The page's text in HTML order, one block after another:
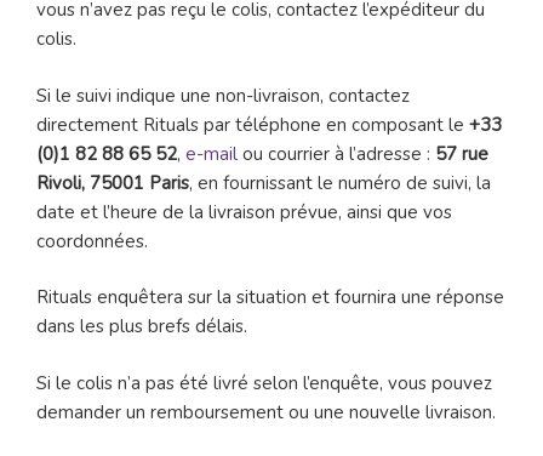
vous n’avez pas reçu le colis, contactez l’expéditeur du
colis.
Si le suivi indique une non-livraison, contactez
directement Rituals par téléphone en composant le +33
(0)1 82 88 65 52, e-mail ou courrier à l’adresse : 57 rue
Rivoli, 75001 Paris, en fournissant le numéro de suivi, la
date et l’heure de la livraison prévue, ainsi que vos
coordonnées.
Rituals enquêtera sur la situation et fournira une réponse
dans les plus brefs délais.
Si le colis n’a pas été livré selon l’enquête, vous pouvez
demander un remboursement ou une nouvelle livraison.